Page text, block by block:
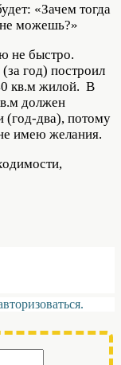
«Зачем тогда
не можешь?»
не быстро.
год) построил
кв.м жилой. В
должен
(год-два), потому
имею желания.